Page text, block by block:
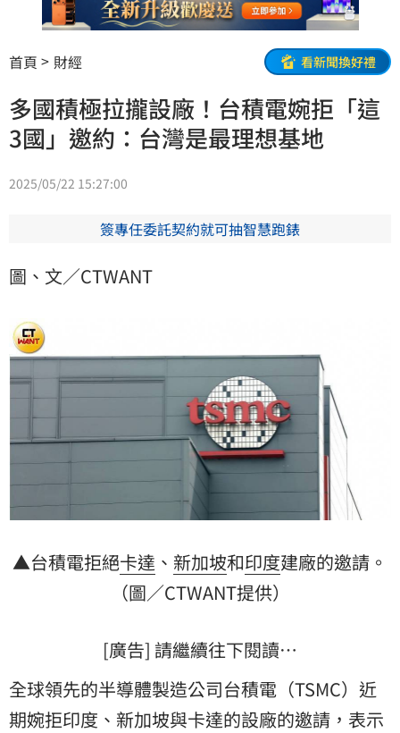
首頁 財經 看新聞換好禮
多國積極拉攏設廠！台積電婉拒「這
3國」邀約：台灣是最理想基地
2025/05/22 15:27:00
簽專任委託契約就可抽智慧跑錶
圖、文／CTWANT
▲台積電拒絕卡達 、 新加坡和印度建廠的邀請。
（圖／CTWANT提供）
[廣告] 請繼續往下閱讀…
全球領先的半導體製造公司台積電（TSMC）近
期婉拒印度、新加坡與卡達的設廠的邀請，表示